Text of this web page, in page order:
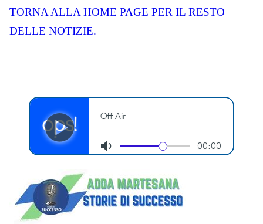
TORNA ALLA HOME PAGE PER IL RESTO
DELLE NOTIZIE.